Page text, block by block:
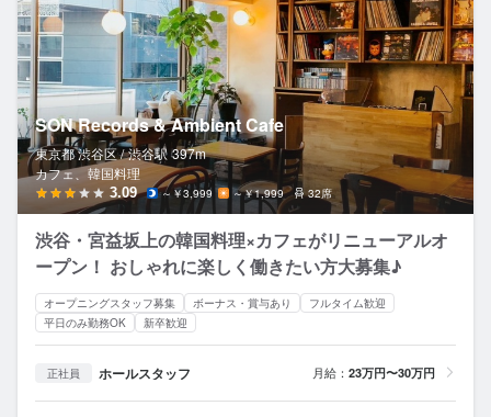
SON Records & Ambient Cafe
東京都 渋谷区 / 渋谷駅 397m
カフェ、韓国料理
3.09 ～￥3,999 ～￥1,999 32席
渋谷・宮益坂上の韓国料理×カフェがリニューアルオ
ープン！ おしゃれに楽しく働きたい方大募集♪
オープニングスタッフ募集 ボーナス・賞与あり
フルタイム歓迎
平日のみ勤務OK
新卒歓迎
正社員 ホールスタッフ 月給： 23万円〜30万円